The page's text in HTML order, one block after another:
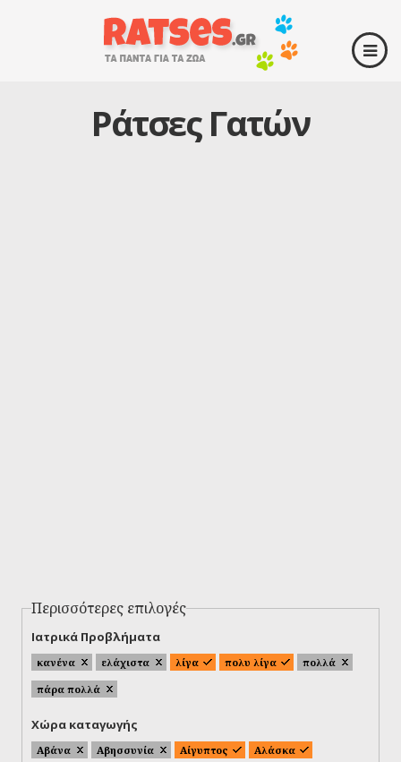
Ράτσες Γατών
Περισσότερες επιλογές
Ιατρικά Προβλήματα
κανένα ελάχιστα λίγα πολυ λίγα
πολλά
πάρα πολλά
Χώρα καταγωγής
Αβάνα Αβησσυνία Αίγυπτος
Αλάσκα